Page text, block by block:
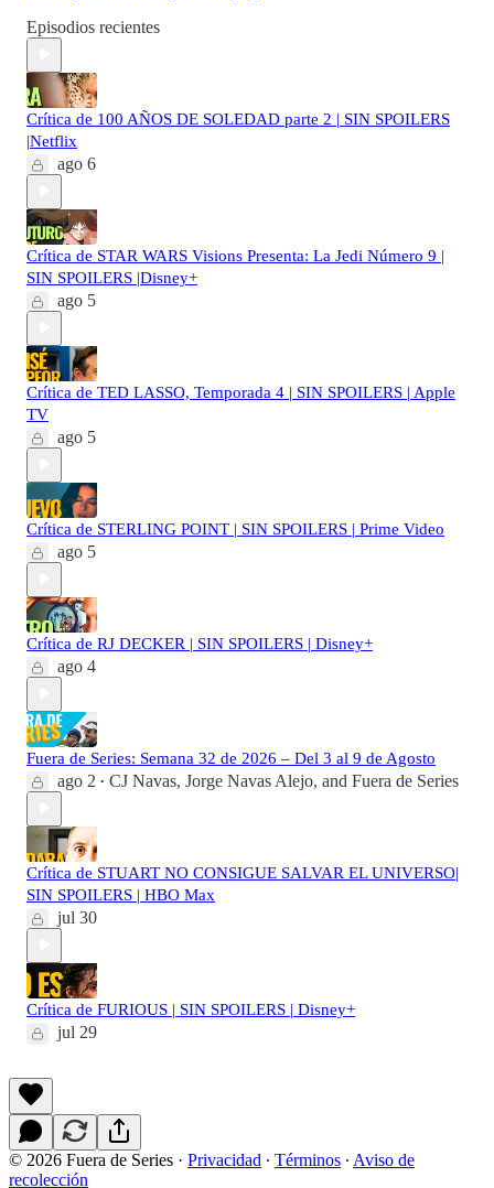
Episodios recientes
Crítica de 100 AÑOS DE SOLEDAD parte 2 | SIN SPOILERS
|Netflix
ago 6
Crítica de STAR WARS Visions Presenta: La Jedi Número 9 |
SIN SPOILERS |Disney+
ago 5
Crítica de TED LASSO, Temporada 4 | SIN SPOILERS | Apple
TV
ago 5
Crítica de STERLING POINT | SIN SPOILERS | Prime Video
ago 5
Crítica de RJ DECKER | SIN SPOILERS | Disney+
ago 4
Fuera de Series: Semana 32 de 2026 – Del 3 al 9 de Agosto
ago 2 • CJ Navas, Jorge Navas Alejo, and Fuera de Series
Crítica de STUART NO CONSIGUE SALVAR EL UNIVERSO|
SIN SPOILERS | HBO Max
jul 30
Crítica de FURIOUS | SIN SPOILERS | Disney+
jul 29
© 2026 Fuera de Series · Privacidad ∙ Términos ∙ Aviso de
recolección